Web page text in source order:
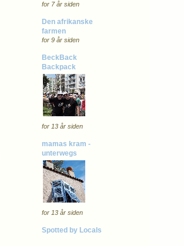
for 7 år siden
Den afrikanske
farmen
for 9 år siden
BeckBack
Backpack
for 13 år siden
mamas kram -
unterwegs
for 13 år siden
Spotted by Locals